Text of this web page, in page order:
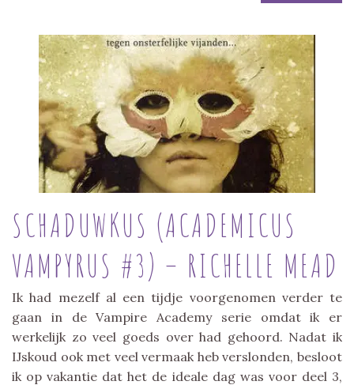
SCHADUWKUS (ACADEMICUS
VAMPYRUS #3) – RICHELLE MEAD
Ik had mezelf al een tijdje voorgenomen verder te
gaan in de Vampire Academy serie omdat ik er
werkelijk zo veel goeds over had gehoord. Nadat ik
IJskoud ook met veel vermaak heb verslonden, besloot
ik op vakantie dat het de ideale dag was voor deel 3,